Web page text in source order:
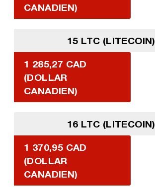
CANADIEN)
15 LTC (LITECOIN)
1 285,27 CAD
(DOLLAR
CANADIEN)
16 LTC (LITECOIN)
1 370,95 CAD
(DOLLAR
CANADIEN)